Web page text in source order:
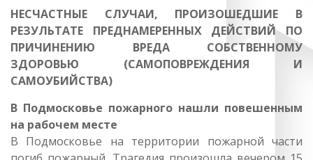
НЕСЧАСТНЫЕ СЛУЧАИ, ПРОИЗОШЕДШИЕ В
РЕЗУЛЬТАТЕ ПРЕДНАМЕРЕННЫХ ДЕЙСТВИЙ ПО
ПРИЧИНЕНИЮ ВРЕДА СОБСТВЕННОМУ
ЗДОРОВЬЮ (САМОПОВРЕЖДЕНИЯ И
САМОУБИЙСТВА)
В Подмосковье пожарного нашли повешенным
на рабочем месте
В Подмосковье на территории пожарной части